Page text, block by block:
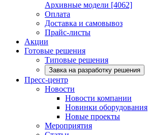
Архивные модели [4062]
Оплата
Доставка и самовывоз
Прайс-листы
Акции
Готовые решения
Типовые решения
Завка на разработку решения
Пресс-центр
Новости
Новости компании
Новинки оборудования
Новые проекты
Мероприятия